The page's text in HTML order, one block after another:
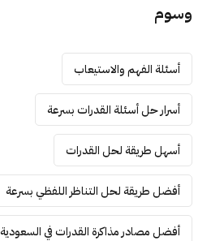
وسوم
أسئلة الفهم والاستيعاب
أسرار حل أسئلة القدرات بسرعة
أسهل طريقة لحل القدرات
أفضل طريقة لحل التناظر اللفظي بسرعة
أفضل مصادر مذاكرة القدرات في السعودية